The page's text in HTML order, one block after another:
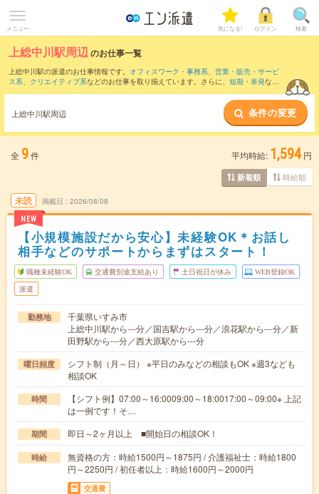
メニュー 気になる! ログイン 検索
上総中川駅周辺のお仕事一覧
上総中川駅の派遣のお仕事情報です。 オフィスワーク・事務系、 営業・販売・サービ
ス系、 クリエイティブ系などのお仕事を取り揃えています。さらに、 短期 ・ 単発など
また、養老渓谷駅
など近隣駅のお仕事も
ご確認いただけます。
上総中川駅周辺 条件の変更
全 9件 平均時給: 1,594 円
新着順 時給順
未読
NEW
掲載日 2026/08/08
【小規模施設だから安心】未経験OK＊お話し
相手などのサポートからまずはスタート！
職種未経験OK 交通費別途支給あり 土日祝日が休み WEB登録OK
派遣
勤務地
千葉県いすみ市
上総中川駅から---分／国吉駅から---分／浪花駅から---分／新
田野駅から---分／西大原駅から---分
曜日頻度
シフト制（月～日） ※平日のみなどの相談もOK ※週3なども
相談OK
時間
【シフト例】07:00～16:0009:00～18:0017:00～09:00※ 上記
は一例です！そ…
期間 即日～2ヶ月以上 ■開始日の相談OK！
時給
無資格の方：時給1500円～1875円 / 介護福祉士：時給1800
円～2250円 / 初任者以上：時給1600円～2000円
交通費